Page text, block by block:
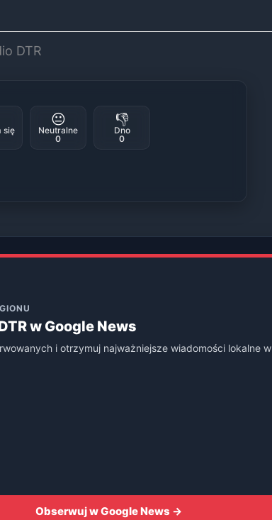
DTR
się
😐
Neutralne
0
👎
Dno
0
w Google News
i otrzymuj najważniejsze wiadomości lokalne w
Obserwuj w Google News →